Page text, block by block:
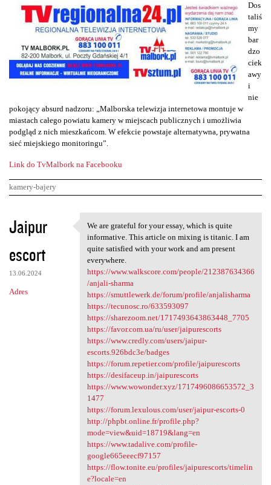
Dos
taliś
my
bar
dzo
ciek
awy
i
nie
pokojący absurd nadzoru: „Malborska telewizja internetowa montuje w
miastach całego powiatu kamery w miejscach publicznych i umożliwia
podgląd z nich mieszkańcom. W efekcie powstaje alternatywna, prywatna
sieć miejskiego monitoringu”.
Link do TvMalbork na Facebooku
kamery-bajery
K
o
m
e
n
Jaipur
escort
13.06.2024
Adres
We are grateful for your
We are grateful for your essay, which is quite
informative. This article on mixing is titanic. I am
quite satisfied with your work and am present
everywhere.
https://www.walkscore.com/people/212387634366
/anjali-sharma
https://smuttlewerk.de/forum/profile/anjalisharma
https://tecunosc.ro/633593097
https://sharezoom.net/1717493643863448_7705
https://favor.com.ua/ru/user/jaipurescorts
https://www.credly.com/users/jaipur-
escorts.926bdc3e/badges
https://forum.repetier.com/profile/jaipurescorts
https://desifaceup.in/jaipurescorts
https://www.wowonder.xyz/1717496086653572_3
1477
https://forum.lexulous.com/user/jaipur-escorts-0
http://phpbt.online.fr/profile.php?
mode=view&uid=18719&lang=en
https://www.tadalive.com/profile-
google665eeecf97157
https://flow.tonite.eu/profiles/jaipurescorts/timelin
e?locale=en